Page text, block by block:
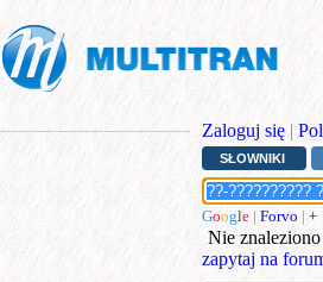
Zaloguj się |
SŁOWNIKI
Google | Forvo | +
Nie znaleziono
zapytaj na